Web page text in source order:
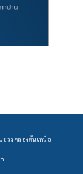
วง คลองตันเหนือ